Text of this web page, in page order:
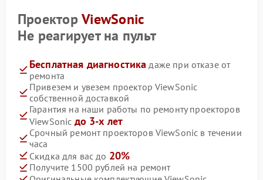
ПроекторViewSonic
Не реагирует на пульт
Бесплатная диагностика даже при отказе от
ремонта
Привезем и увезем проектор ViewSonic
собственной доставкой
Гарантия на наши работы по ремонту проекторов
ViewSonic до 3-х лет
Срочный ремонт проекторов ViewSonic в течении
часа
Скидка для вас до 20%
Получите 1500 рублей на ремонт